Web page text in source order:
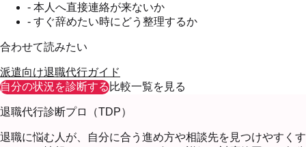
- 本人へ直接連絡が来ないか
- すぐ辞めたい時にどう整理するか
合わせて読みたい
派遣向け退職代行ガイド
自分の状況を診断する比較一覧を見る
退職代行診断プロ（TDP）
退職に悩む人が、自分に合う進め方や相談先を見つけやすくす